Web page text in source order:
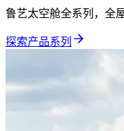
鲁艺太空舱全系列，全
探索产品系列